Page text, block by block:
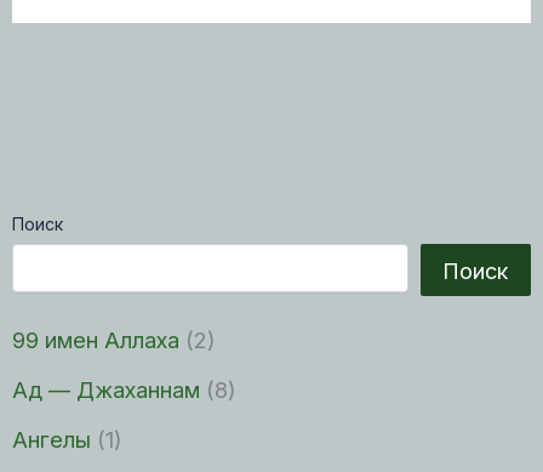
Поиск
Поиск
99 имен Аллаха (2)
Ад — Джаханнам (8)
Ангелы (1)